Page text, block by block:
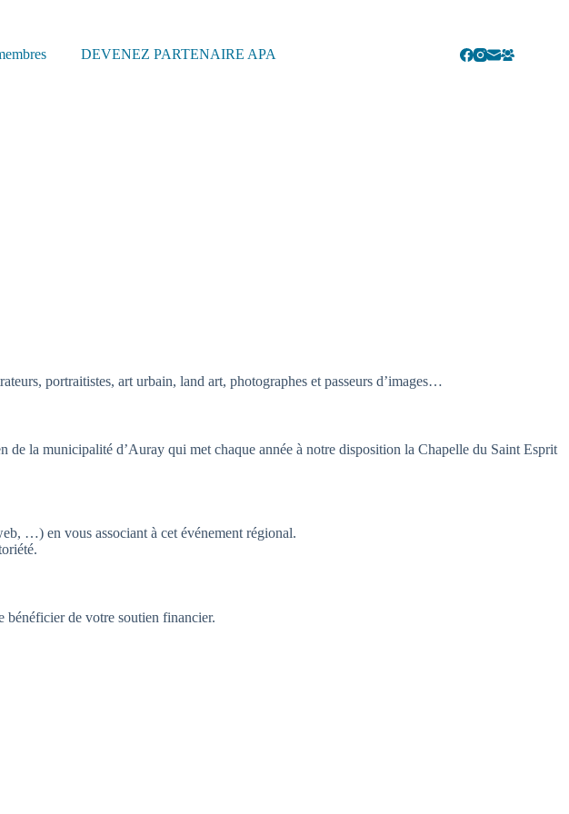
DEVENEZ PARTENAIRE APA
portraitistes, art urbain, land art, photographes et passeurs d’images…
la municipalité d’Auray qui met chaque année à notre disposition la Chapelle du Saint Esprit
…) en vous associant à cet événement régional.
bénéficier de votre soutien financier.